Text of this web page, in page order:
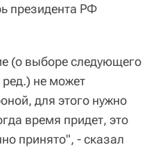
президента РФ
(о выборе следующего
ред.) не может
для этого нужно
время придет, это
принято", - сказал